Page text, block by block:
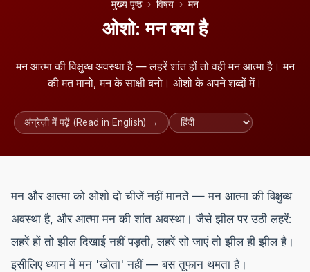
मुख्य पृष्ठ विषय मन
ओशो: मन क्या है
मन आत्मा की विक्षुब्ध अवस्था है — लहरें शांत हों तो वही मन आत्मा है। मन
की मत मानो, मन के साक्षी बनो। ओशो के अपने शब्दों में।
अंग्रेज़ी में पढ़ें (Read in English) →
मन और आत्मा को ओशो दो चीजें नहीं मानते — मन आत्मा की विक्षुब्ध
अवस्था है, और आत्मा मन की शांत अवस्था। जैसे झील पर उठी लहरें:
लहरें हों तो झील दिखाई नहीं पड़ती, लहरें सो जाएं तो झील ही झील है।
इसीलिए ध्यान में मन 'खोता' नहीं — बस तूफान थमता है।